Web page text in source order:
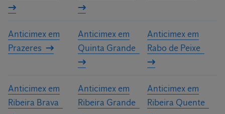
Anticimex em
Prazeres
Anticimex em
Quinta Grande
Anticimex em
Rabo de Peixe
Anticimex em
Ribeira Brava
Anticimex em
Ribeira Grande
Anticimex em
Ribeira Quente